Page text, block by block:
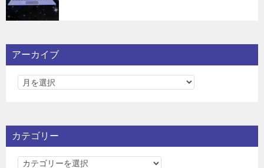
アーカイブ
カテゴリー
カ